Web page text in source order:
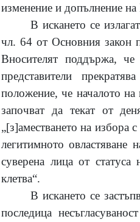
изменение и допълнение на
В искането се
чл. 64 от Основния закон
Вносителят поддържа, че
представители
положение, че началото на
започват да текат от
„[з]аместването на избора
легитимното овластяване
суверена лица от
клетва“.
В искането се
последица